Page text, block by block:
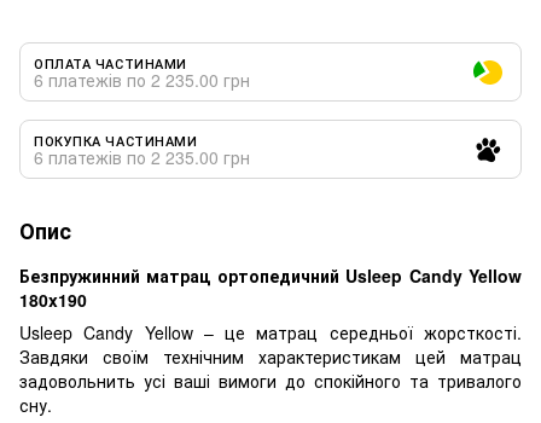
ОПЛАТА ЧАСТИНАМИ
6 платежів по 2 235.00 грн
ПОКУПКА ЧАСТИНАМИ
6 платежів по 2 235.00 грн
Опис
Безпружинний матрац ортопедичний Usleep Candy Yellow
180x190
Usleep Candy Yellow – це матрац середньої жорсткості.
Завдяки своїм технічним характеристикам цей матрац
задовольнить усі ваші вимоги до спокійного та тривалого
сну.